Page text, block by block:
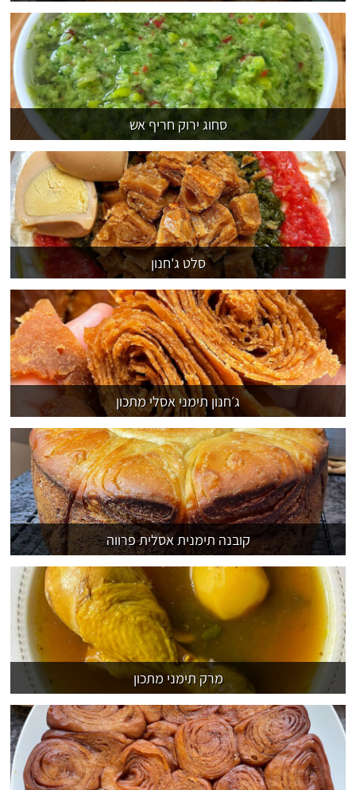
סחוג ירוק חריף אש
סלט ג'חנון
ג׳חנון תימני אסלי מתכון
קובנה תימנית אסלית פרווה
מרק תימני מתכון